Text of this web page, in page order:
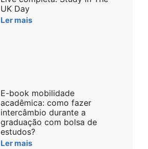
UK Day
Ler mais
E-book mobilidade
acadêmica: como fazer
intercâmbio durante a
graduação com bolsa de
estudos?
Ler mais